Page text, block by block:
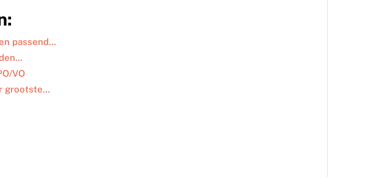
passend…
VO
grootste…